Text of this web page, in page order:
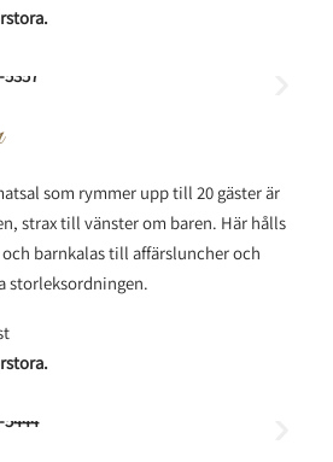
som rymmer upp till 20 gäster är
strax till vänster om baren. Här hålls
barnkalas till affärsluncher och
storleksordningen.